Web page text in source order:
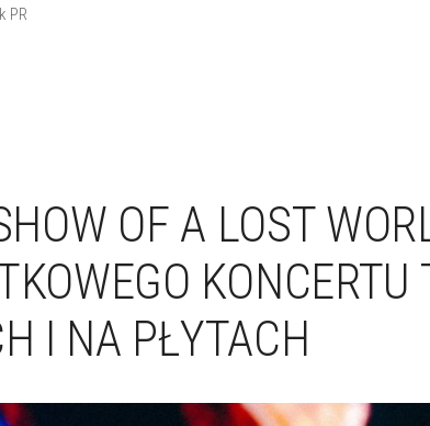
PR
OF A LOST
KONCERTU
I NA PŁYTACH